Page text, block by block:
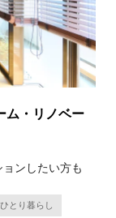
ム・リノベー
ンしたい方も
ひとり暮らし